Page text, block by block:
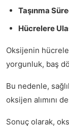
Taşınma
Hücrelere
Oksijenin
yorgunluk, baş
Bu nedenle,
oksijen alımını
Sonuç olarak,